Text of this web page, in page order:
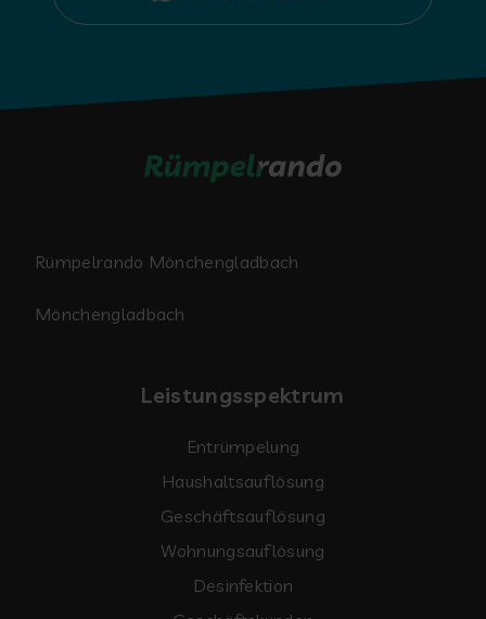
Rümpelrando Mönchengladbach
Mönchengladbach
Leistungsspektrum
Entrümpelung
Haushaltsauflösung
Geschäftsauflösung
Wohnungsauflösung
Desinfektion